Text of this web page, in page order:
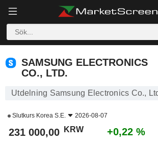
SAMSUNG ELECTRONICS
CO., LTD.
Utdelning Samsung Electronics Co.,
Slutkurs Korea S.E. 2026-08-07
231 000,00 KRW +0,22 %